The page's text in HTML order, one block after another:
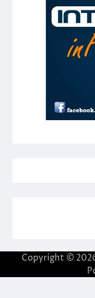
Copyright ©